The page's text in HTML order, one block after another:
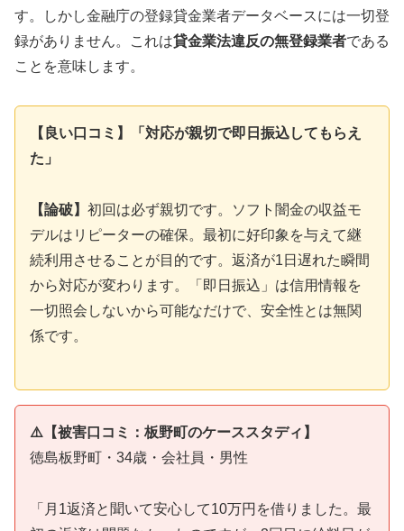
す。しかし金融庁の登録貸金業者データベースには一切登
録がありません。これは貸金業法違反の無登録業者である
ことを意味します。
【良い口コミ】「対応が親切で即日振込してもらえ
た」
【論破】 初回は必ず親切です。ソフト闇金の収益モ
デルはリピーターの確保。最初に好印象を与えて継
続利用させることが目的です。返済が1日遅れた瞬間
から対応が変わります。「即日振込」は信用情報を
一切照会しないから可能なだけで、安全性とは無関
係です。
⚠️【被害口コミ：板野町のケーススタディ】
徳島板野町・34歳・会社員・男性
「月1返済と聞いて安心して10万円を借りました。最